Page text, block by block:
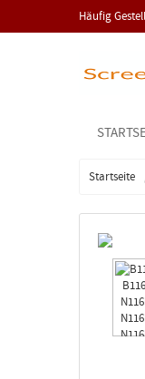
Häufig
Startseite